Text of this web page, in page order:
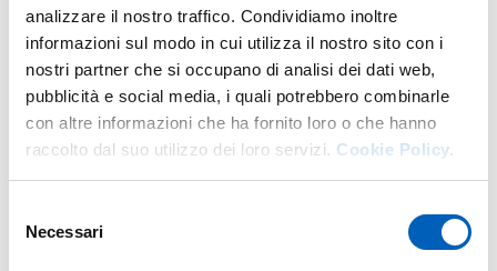
analizzare il nostro traffico. Condividiamo inoltre
informazioni sul modo in cui utilizza il nostro sito con i
nostri partner che si occupano di analisi dei dati web,
pubblicità e social media, i quali potrebbero combinarle
con altre informazioni che ha fornito loro o che hanno
raccolto dal suo utilizzo dei loro servizi. Cookie Policy.
delNecessari
Il collegio dei Docenti, entro 90 giorni dal
ricevimento dell’intera documentazione, puo’
produrre i seguenti risultati e passaggi:
rilascio diretto del corrispondente titolo italiano di
Dottorato di Ricerca da sottoporre ad approvazione
diniego al riconoscimento del titolo estero nel caso